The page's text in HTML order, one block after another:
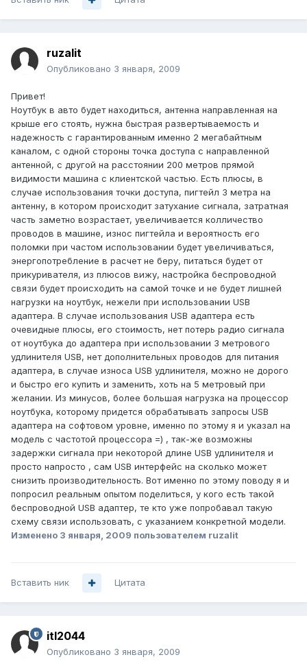
ruzalit
Опубликовано 3 января, 2009
Привет!
Ноутбук в авто будет находиться, антенна направленная на
крыше его стоять, нужна быстрая развертываемость и
надежность с гарантированным именно 2 мегабайтным
каналом, с одной стороны точка доступа с направленной
антенной, с другой на расстоянии 200 метров прямой
видимости машина с клиентской частью. Есть плюсы, в
случае использования точки доступа, пигтейл 3 метра на
антенну, в котором происходит затухание сигнала, затратная
часть заметно возрастает, увеличивается колличество
проводов в машине, износ пигтейла и вероятность его
поломки при частом использовании будет увеличиваться,
энергопотребление в расчет не беру, питаться будет от
прикуривателя, из плюсов вижу, настройка беспроводной
связи будет происходить на самой точке и не будет лишней
нагрузки на ноутбук, нежели при использовании USB
адаптера. В случае использования USB адаптера есть
очевидные плюсы, его стоимость, нет потерь радио сигнала
от ноутбука до адаптера при использовании 3 метрового
удлинителя USB, нет дополнительных проводов для питания
адаптера, в случае износа USB удлинителя, можно не дорого
и быстро его купить и заменить, хоть на 5 метровый при
желании. Из минусов, более большая нагрузка на процессор
ноутбука, которому придется обрабатывать запросы USB
адаптера на софтовом уровне, именно по этому я и указал на
модель с частотой процессора =) , так-же возможны
задержки сигнала при некоторой длине USB удлинителя и
просто напросто , сам USB интерфейс на сколько может
снизить производительность. Вот именно по этому поводу я и
попросил реальным опытом поделиться, у кого есть такой
беспроводной USB адаптер, те кто уже попробавал такую
схему связи использовать, с указанием конкретной модели.
Изменено 3 января, 2009 пользователем ruzalit
Вставить ник Цитата
itl2044
Опубликовано 3 января, 2009